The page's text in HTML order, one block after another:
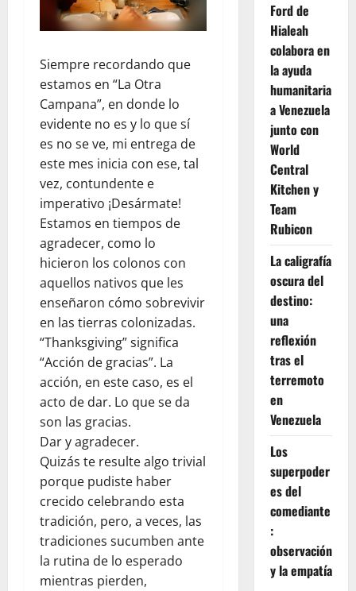
Siempre recordando que
estamos en “La Otra
Campana”, en donde lo
evidente no es y lo que sí
es no se ve, mi entrega de
este mes inicia con ese, tal
vez, contundente e
imperativo ¡Desármate!
Estamos en tiempos de
agradecer, como lo
hicieron los colonos con
aquellos nativos que les
enseñaron cómo sobrevivir
en las tierras colonizadas.
“Thanksgiving” significa
“Acción de gracias”. La
acción, en este caso, es el
acto de dar. Lo que se da
son las gracias.
Dar y agradecer.
Quizás te resulte algo trivial
porque pudiste haber
crecido celebrando esta
tradición, pero, a veces, las
tradiciones sucumben ante
la rutina de lo esperado
mientras pierden,
Ford de
Hialeah
colabora en
la ayuda
humanitaria
a Venezuela
junto con
World
Central
Kitchen y
Team
Rubicon
La caligrafía
oscura del
destino:
una
reflexión
tras el
terremoto
en
Venezuela
Los
superpoder
es del
comediante
:
observación
y la empatía